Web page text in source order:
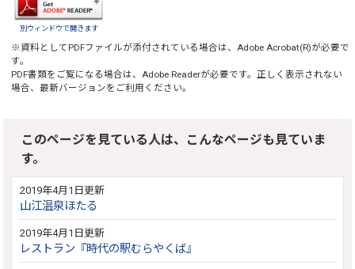
別ウィンドウで開きます
※資料としてPDFファイルが添付されている場合は、Adobe Acrobat(R)が必要で
す。
PDF書類をご覧になる場合は、Adobe Readerが必要です。正しく表示されない
場合、最新バージョンをご利用ください。
このページを見ている人は、こんなページも見ていま
す。
2019年4月1日更新
山江温泉ほたる
2019年4月1日更新
レストラン『時代の駅むらやくば』